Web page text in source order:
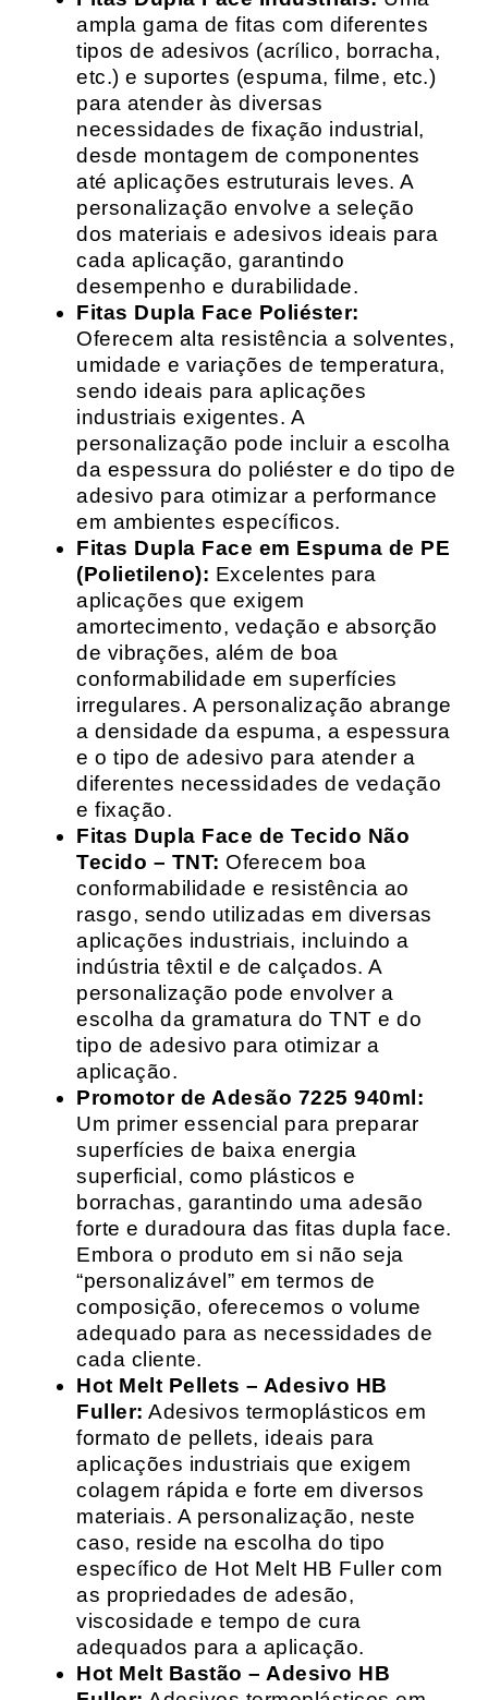
ampla gama de fitas com diferentes
tipos de adesivos (acrílico, borracha,
etc.) e suportes (espuma, filme, etc.)
para atender às diversas
necessidades de fixação industrial,
desde montagem de componentes
até aplicações estruturais leves. A
personalização envolve a seleção
dos materiais e adesivos ideais para
cada aplicação, garantindo
desempenho e durabilidade.
Fitas Dupla Face Poliéster:
Oferecem alta resistência a solventes,
umidade e variações de temperatura,
sendo ideais para aplicações
industriais exigentes. A
personalização pode incluir a escolha
da espessura do poliéster e do tipo de
adesivo para otimizar a performance
em ambientes específicos.
Fitas Dupla Face em Espuma de PE
(Polietileno): Excelentes para
aplicações que exigem
amortecimento, vedação e absorção
de vibrações, além de boa
conformabilidade em superfícies
irregulares. A personalização abrange
a densidade da espuma, a espessura
e o tipo de adesivo para atender a
diferentes necessidades de vedação
e fixação.
Fitas Dupla Face de Tecido Não
Tecido – TNT: Oferecem boa
conformabilidade e resistência ao
rasgo, sendo utilizadas em diversas
aplicações industriais, incluindo a
indústria têxtil e de calçados. A
personalização pode envolver a
escolha da gramatura do TNT e do
tipo de adesivo para otimizar a
aplicação.
Promotor de Adesão 7225 940ml:
Um primer essencial para preparar
superfícies de baixa energia
superficial, como plásticos e
borrachas, garantindo uma adesão
forte e duradoura das fitas dupla face.
Embora o produto em si não seja
“personalizável” em termos de
composição, oferecemos o volume
adequado para as necessidades de
cada cliente.
Hot Melt Pellets – Adesivo HB
Fuller: Adesivos termoplásticos em
formato de pellets, ideais para
aplicações industriais que exigem
colagem rápida e forte em diversos
materiais. A personalização, neste
caso, reside na escolha do tipo
específico de Hot Melt HB Fuller com
as propriedades de adesão,
viscosidade e tempo de cura
adequados para a aplicação.
Hot Melt Bastão – Adesivo HB